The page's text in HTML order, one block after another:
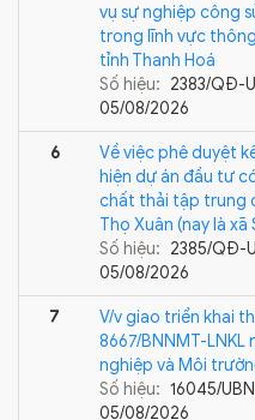
vụ sự nghiệp công
trong lĩnh vực
tỉnh Thanh Hoá
Số hiệu: 2383/QĐ-
05/08/2026
6
Về việc phê duyệt
hiện dự án đầu tư
chất thải tập trung
Thọ Xuân (nay là xã
Số hiệu: 2385/QĐ-
05/08/2026
7
V/v giao triển khai
8667/BNNMT-
nghiệp và Môi
Số hiệu: 16045/
05/08/2026